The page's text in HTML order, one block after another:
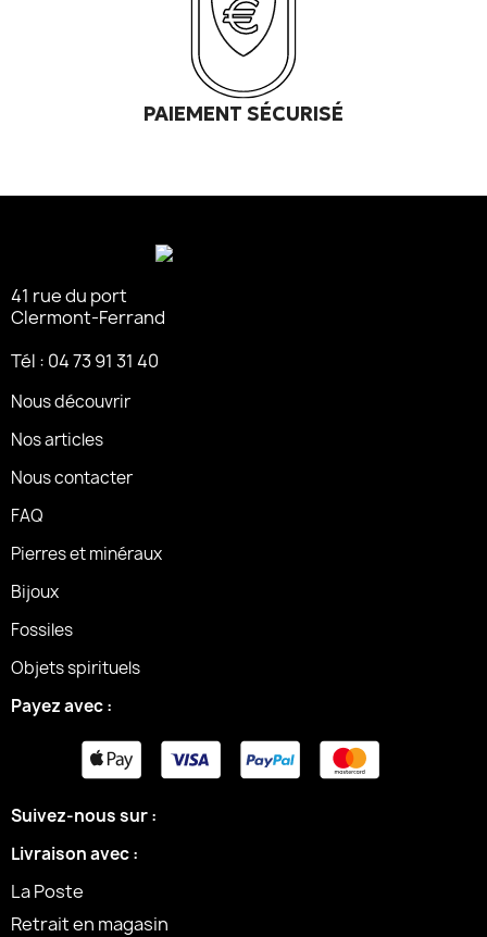
PAIEMENT SÉCURISÉ
41 rue du port
Clermont-Ferrand
Tél : 04 73 91 31 40
Nous découvrir
Nos articles
Nous contacter
FAQ
Pierres et minéraux
Bijoux
Fossiles
Objets spirituels
Payez avec :
Suivez-nous sur :
Livraison avec :
La Poste
Retrait en magasin